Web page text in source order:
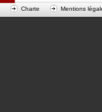
Charte Mentions